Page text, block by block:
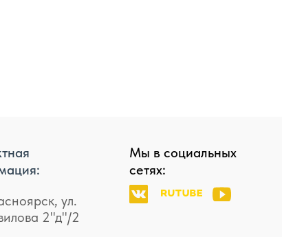
ул.
2"д"/2
Мы в социальных
сетях: